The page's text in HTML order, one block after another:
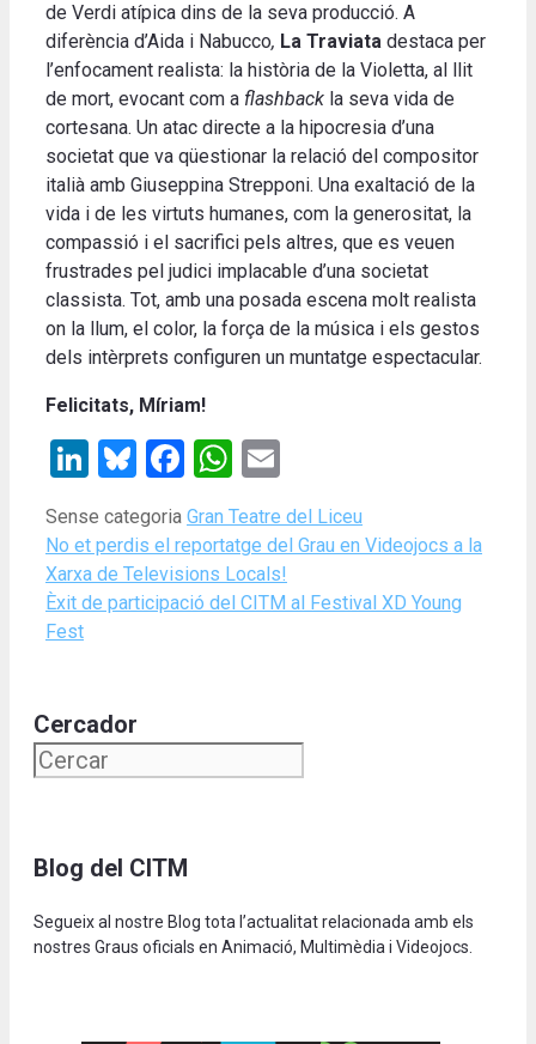
de Verdi atípica dins de la seva producció. A
diferència d’Aida i Nabucco, La Traviata destaca per
l’enfocament realista: la història de la Violetta, al llit
de mort, evocant com a flashback la seva vida de
cortesana. Un atac directe a la hipocresia d’una
societat que va qüestionar la relació del compositor
italià amb Giuseppina Strepponi. Una exaltació de la
vida i de les virtuts humanes, com la generositat, la
compassió i el sacrifici pels altres, que es veuen
frustrades pel judici implacable d’una societat
classista. Tot, amb una posada escena molt realista
on la llum, el color, la força de la música i els gestos
dels intèrprets configuren un muntatge espectacular.
Felicitats, Míriam!
LinkedIn
Bluesky
Facebook
WhatsApp
Categories
Sense categoria Tags
Gran Teatre del Liceu
No et perdis el reportatge del Grau en Videojocs a la
Xarxa de Televisions Locals!
Èxit de participació del CITM al Festival XD Young
Fest
Cercador
Blog del CITM
Segueix al nostre Blog tota l’actualitat relacionada amb els
nostres Graus oficials en Animació, Multimèdia i Videojocs.